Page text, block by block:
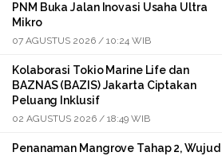
PNM Buka Jalan Inovasi Usaha Ultra
Mikro
07 AGUSTUS 2026 / 10:24 WIB
Kolaborasi Tokio Marine Life dan
BAZNAS (BAZIS) Jakarta Ciptakan
Peluang Inklusif
02 AGUSTUS 2026 / 18:49 WIB
Penanaman Mangrove Tahap 2, Wujud